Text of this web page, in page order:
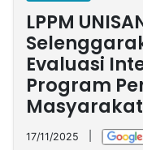
Nasional
International
Olahraga
Entertainment
Daerah
Pariwisata
Kuliner
Kolom
Network
TREETAN
LPPM
Evaluasi
Program
Masyarakat
17/11/2025